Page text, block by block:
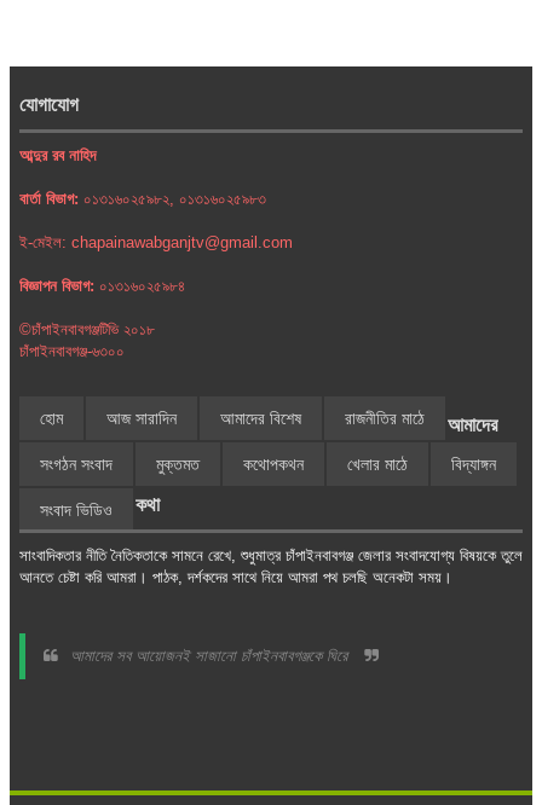
যোগাযোগ
আব্দুর রব নাহিদ
বার্তা বিভাগ: ০১৩১৬০২৫৯৮২, ০১৩১৬০২৫৯৮৩
ই-মেইল: chapainawabganjtv@gmail.com
বিজ্ঞাপন বিভাগ: ০১৩১৬০২৫৯৮৪
©চাঁপাইনবাবগঞ্জটিভি ২০১৮
চাঁপাইনবাবগঞ্জ-৬৩০০
হোম আজ সারাদিন আমাদের বিশেষ রাজনীতির মাঠে
সংগঠন সংবাদ মুক্তমত কথোপকথন খেলার মাঠে বিদ্যাঙ্গন
সংবাদ ভিডিও
আমাদের
কথা
সাংবাদিকতার নীতি নৈতিকতাকে সামনে রেখে, শুধুমাত্র চাঁপাইনবাবগঞ্জ জেলার সংবাদযোগ্য বিষয়কে তুলে
আনতে চেষ্টা করি আমরা। পাঠক, দর্শকদের সাথে নিয়ে আমরা পথ চলছি অনেকটা সময়।
আমাদের সব আয়োজনই সাজানো চাঁপাইনবাবগঞ্জকে ঘিরে